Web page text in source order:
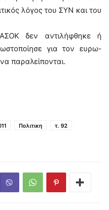
λόγος του ΣΥΝ και του
δεν αντιλήφθηκε ή
για τον ευρω-
παραλείπονται.
Πολιτικη
τ. 92